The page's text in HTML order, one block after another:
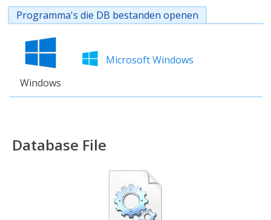
Programma's die DB bestanden openen
Windows
Microsoft Windows
Database File